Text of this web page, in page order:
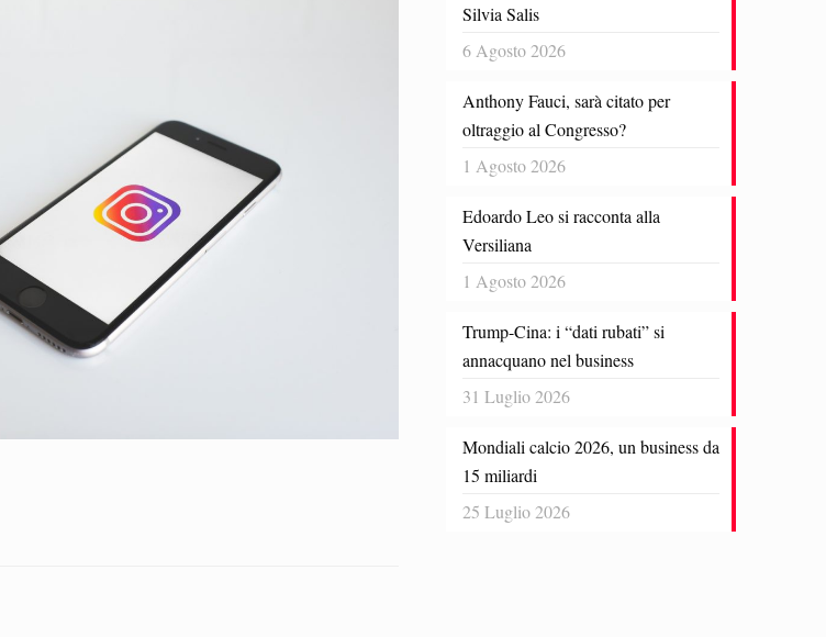
Silvia Salis
6 Agosto 2026
Anthony Fauci, sarà citato per
oltraggio al Congresso?
1 Agosto 2026
Edoardo Leo si racconta alla
Versiliana
1 Agosto 2026
Trump-Cina: i “dati rubati” si
annacquano nel business
31 Luglio 2026
Mondiali calcio 2026, un business da
15 miliardi
25 Luglio 2026